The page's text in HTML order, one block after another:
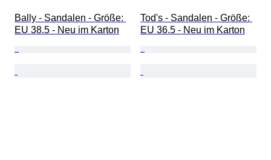
Bally - Sandalen - Größe:
EU 38.5 - Neu im Karton
Tod's - Sandalen - Größe:
EU 36.5 - Neu im Karton